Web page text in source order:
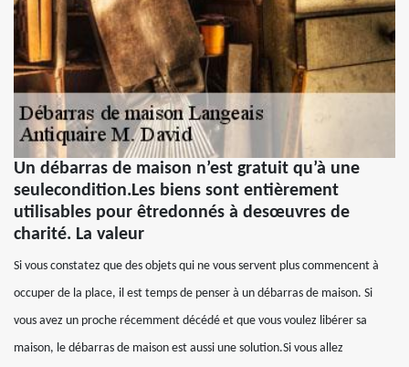
Un débarras de maison n’est gratuit qu’à une
seulecondition.Les biens sont entièrement
utilisables pour êtredonnés à desœuvres de
charité. La valeur
Si vous constatez que des objets qui ne vous servent plus commencent à
occuper de la place, il est temps de penser à un débarras de maison. Si
vous avez un proche récemment décédé et que vous voulez libérer sa
maison, le débarras de maison est aussi une solution.Si vous allez